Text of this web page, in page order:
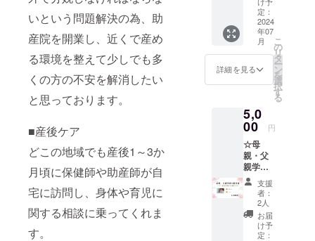
いという問題解決の為、助
産院を開業し、近くで産め
る環境を整えて少しでも多
くの方の不安を解消したい
と思っております。
■産後ケア
どこの地域でも産後1～3か
月頃に保健師や助産師が自
宅に訪問し、身体や育児に
関する相談に乗ってくれま
す。
に御社
名or御
社名＋
ロゴor
個人名
を記載
す。 掲
載期
間：
2025.7
月末 ●
応援プ
ラン ●
お礼の
メール
●HPに
支援者
名記載
礼の
メール
＋HPに
記載
「思い
に共感
して応
援だけ
い」そ
んな方
向けの
プラン
です。
お礼の
メール
をお送
りしま
す。 HP
に御社
名or御
定：
2024
年07
月
詳細を見る
こ
の
リ
タ
ー
ン
を
選
択
す
る
5,0
00 円
☆母
親・父
親学級
１講座
券 シャ
ローム
助産院
の入江
助産師
支援
者：
2人
お届
け予
定：